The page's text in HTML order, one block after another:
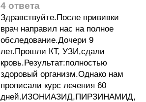
4 ответа
Здравствуйте.После прививки
врач направил нас на полное
обследование.Дочери 9
лет.Прошли КТ, УЗИ,сдали
кровь.Результат:полностью
здоровый организм.Однако нам
прописали курс лечения 60
дней.ИЗОНИАЗИД,ПИРЗИНАМИД,